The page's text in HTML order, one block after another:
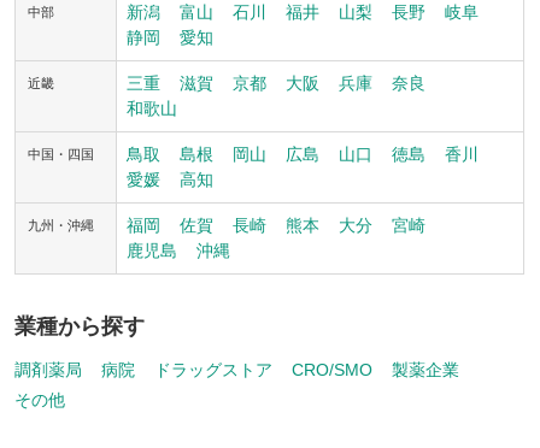
中部 新潟 富山 石川 福井 山梨 長野
岐阜
静岡
愛知
近畿 三重 滋賀 京都 大阪 兵庫
奈良
和歌山
中国・四国 鳥取 島根 岡山 広島 山口 徳島
香川
愛媛
高知
九州・沖縄 福岡 佐賀 長崎 熊本 大分
宮崎
鹿児島
沖縄
業種から探す
調剤薬局 病院 ドラッグストア CRO/SMO
製薬企業
その他